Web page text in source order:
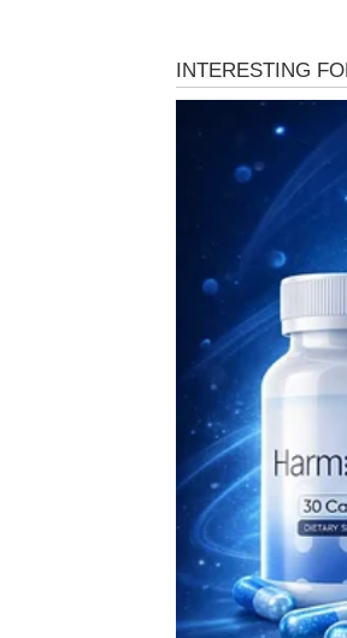
Ako ste u vezi,
Rakovima naredna
značite, a emocije
Slobodni Rakovi
Lav
Lavovima slijedi
ćete lako privlačiti
Ako ste zauzeti,